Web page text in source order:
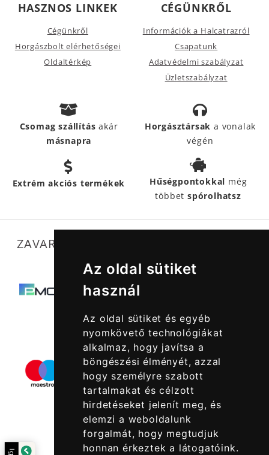
Az oldal sütiket
használ
Az oldal sütiket és egyéb
nyomkövető technológiákat
alkalmaz, hogy javítsa a
böngészési élményét, azzal
hogy személyre szabott
tartalmakat és célzott
hirdetéseket jelenít meg, és
elemzi a weboldalunk
forgalmát, hogy megtudjuk
honnan érkeztek a látogatóink.
HASZNOS LINKEK
Cégünkről
Horgászbolt elérhetőségei
Oldaltérkép
CÉGÜNKRŐL
Információk a Halcatrazról
Csapatunk
Adatvédelmi szabályzat
Üzletszabályzat
Csomag szállításakár
másnapra
Horgásztársak a vonalak
végén
Extrém akciós termékek Hűségpontokkal még
többetspórolhatsz
ZAVARTALAN MŰKÖDÉSÜNKET SEGÍTIK